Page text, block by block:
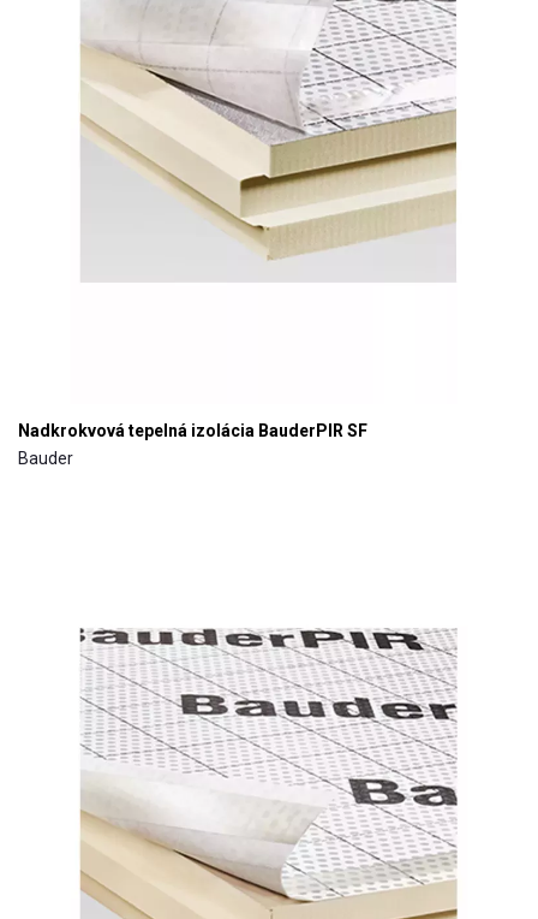
Nadkrokvová tepelná izolácia BauderPIR SF
Bauder